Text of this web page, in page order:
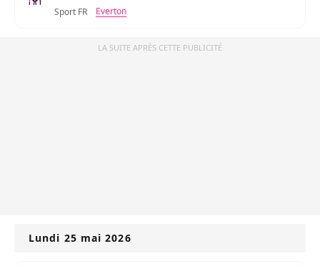
Sport FR Everton
LA SUITE APRÈS CETTE PUBLICITÉ
Lundi 25 mai 2026